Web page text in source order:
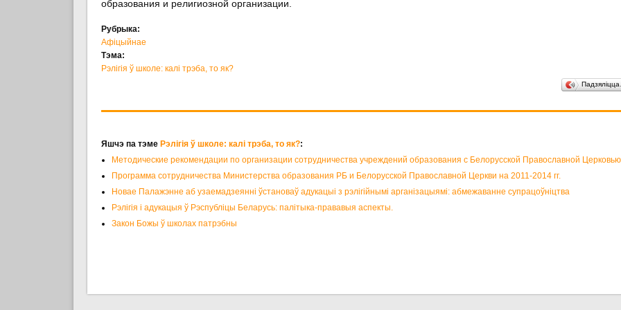
образования и религиозной организации.
Рубрыка:
Афіцыйнае
Тэма:
Рэлігія ў школе: калі трэба, то як?
Яшчэ па тэме Рэлігія ў школе: калі трэба, то як?:
Методические рекомендации по организации сотрудничества учреждений образования с Белорусской Православной Церковью
Программа сотрудничества Министерства образования РБ и Белорусской Православной Церкви на 2011-2014 гг.
Новае Палажэнне аб узаемадзеянні ўстановаў адукацыі з рэлігійнымі арганізацыямі: абмежаванне супрацоўніцтва
Рэлігія і адукацыя ў Рэспубліцы Беларусь: палітыка-прававыя аспекты.
Закон Божы ў школах патрэбны